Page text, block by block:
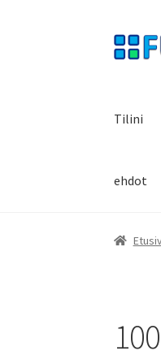
Siirry
Siirry
Tilini
ehdot